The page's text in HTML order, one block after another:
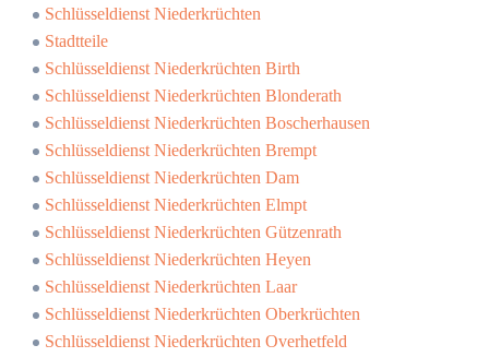
Schlüsseldienst Niederkrüchten
Stadtteile
Schlüsseldienst Niederkrüchten Birth
Schlüsseldienst Niederkrüchten Blonderath
Schlüsseldienst Niederkrüchten Boscherhausen
Schlüsseldienst Niederkrüchten Brempt
Schlüsseldienst Niederkrüchten Dam
Schlüsseldienst Niederkrüchten Elmpt
Schlüsseldienst Niederkrüchten Gützenrath
Schlüsseldienst Niederkrüchten Heyen
Schlüsseldienst Niederkrüchten Laar
Schlüsseldienst Niederkrüchten Oberkrüchten
Schlüsseldienst Niederkrüchten Overhetfeld